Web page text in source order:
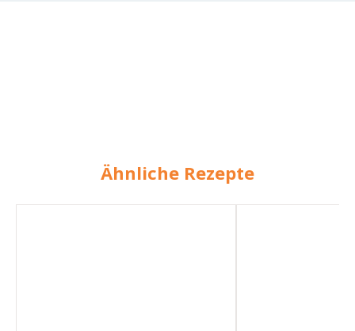
Ähnliche Rezepte